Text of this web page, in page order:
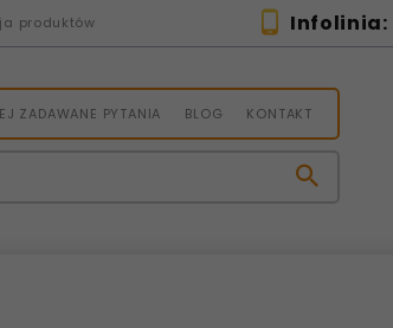
produktów Infolinia:
ZADAWANE PYTANIA BLOG KONTAKT